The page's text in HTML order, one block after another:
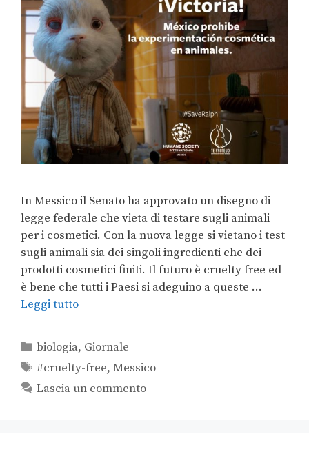
In Messico il Senato ha approvato un disegno di
legge federale che vieta di testare sugli animali
per i cosmetici. Con la nuova legge si vietano i test
sugli animali sia dei singoli ingredienti che dei
prodotti cosmetici finiti. Il futuro è cruelty free ed
è bene che tutti i Paesi si adeguino a queste …
Leggi tutto
biologia, Giornale
#cruelty-free,Messico
Lascia un commento